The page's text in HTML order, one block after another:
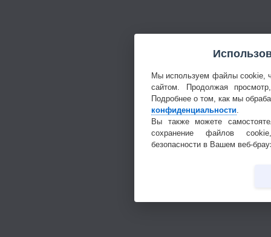
Мы используем файлы cookie,
сайтом. Продолжая
Подробнее о том, как мы
конфиденциальности.
Вы также можете
сохранение файлов
безопасности в Вашем веб-